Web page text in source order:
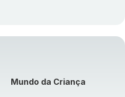
Mundo da Criança